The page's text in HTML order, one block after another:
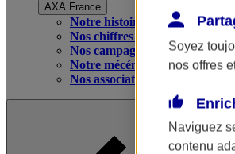
AXA France
Notre histoire
Nos chiffres clés
Nos campagnes publicitaires
Notre mécénat
Nos associations
Soyez
nos offres
Naviguez
contenu